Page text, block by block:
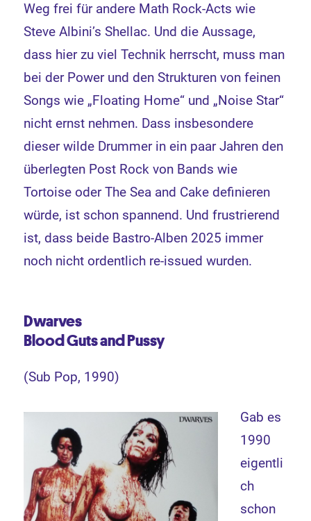
Weg frei für andere Math Rock-Acts wie
Steve Albini’s Shellac. Und die Aussage,
dass hier zu viel Technik herrscht, muss man
bei der Power und den Strukturen von feinen
Songs wie „Floating Home“ und „Noise Star“
nicht ernst nehmen. Dass insbesondere
dieser wilde Drummer in ein paar Jahren den
überlegten Post Rock von Bands wie
Tortoise oder The Sea and Cake definieren
würde, ist schon spannend. Und frustrierend
ist, dass beide Bastro-Alben 2025 immer
noch nicht ordentlich re-issued wurden.
Dwarves
Blood Guts and Pussy
(Sub Pop, 1990)
Gab es
1990
eigentli
ch
schon